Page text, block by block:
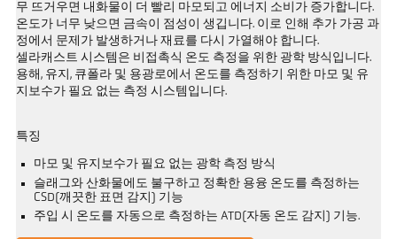
무 뜨거우면 내화물이 더 빨리 마모되고 에너지 소비가 증가합니다.
온도가 너무 낮으면 금속이 점성이 생깁니다. 이로 인해 추가 가공 과
정에서 문제가 발생하거나 재료를 다시 가열해야 합니다.
셀라캐스트 시스템은 비접촉식 온도 측정을 위한 광학 방식입니다.
용해, 유지, 큐폴라 및 용광로에서 온도를 측정하기 위한 마모 및 유
지보수가 필요 없는 측정 시스템입니다.
특징
마모 및 유지보수가 필요 없는 광학 측정 방식
슬래그와 산화물에도 불구하고 정확한 용융 온도를 측정하는
CSD(깨끗한 표면 감지) 기능
주입 시 온도를 자동으로 측정하는 ATD(자동 온도 감지) 기능.